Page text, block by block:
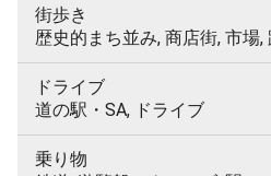
街歩き
歴史的まち並み, 商店街, 市場,
ドライブ
道の駅・SA, ドライブ
乗り物